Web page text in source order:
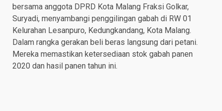
bersama anggota DPRD Kota Malang Fraksi Golkar,
Suryadi, menyambangi penggilingan gabah di RW 01
Kelurahan Lesanpuro, Kedungkandang, Kota Malang.
Dalam rangka gerakan beli beras langsung dari petani.
Mereka memastikan ketersediaan stok gabah panen
2020 dan hasil panen tahun ini.